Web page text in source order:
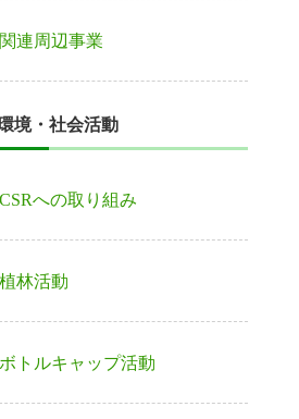
関連周辺事業
境・社会活動
CSRへの取り組み
植林活動
ボトルキャップ活動